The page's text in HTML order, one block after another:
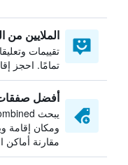
الملايين من
تقييمات
تمامًا. احجز
أفضل صفقات
ومكان إقامة
مقارنة أماكن